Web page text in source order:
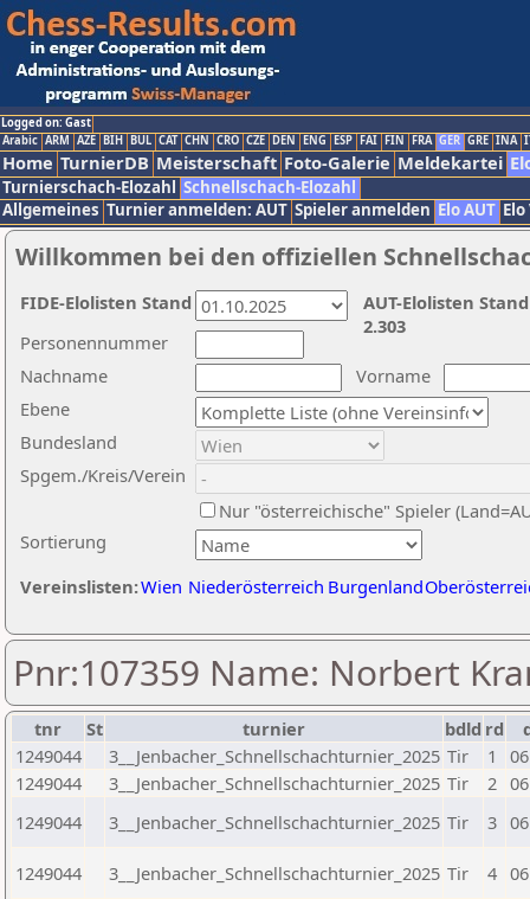
Logged on: Gast
Arabic ARM AZE BIH BUL CAT CHN CRO CZE DEN ENG ESP FAI FIN FRA GER GRE INA
Home TurnierDB Meisterschaft Foto-Galerie Meldekartei
Turnierschach-Elozahl Schnellschach-Elozahl
Allgemeines Turnier anmelden: AUT Spieler anmelden Elo AUT
Willkommen bei den offiziellen
Nachname
Vorname
Ebene
Sortierung
Personennummer
Bundesland
Spgem./Kreis/Verein
Nur "österreichische" Spieler
Vereinslisten:Wien Niederösterreich Burgenland
AUT-Elolisten
2.303
FIDE-Elolisten Stand
Pnr:107359 Name: Norbert
tnr St turnier bdld rd
1249044
3__Jenbacher_Schnellschachturnier_2025 Tir 1
1249044
3__Jenbacher_Schnellschachturnier_2025 Tir 2
1249044
3__Jenbacher_Schnellschachturnier_2025 Tir 3
1249044 3__Jenbacher_Schnellschachturnier_2025 Tir 4